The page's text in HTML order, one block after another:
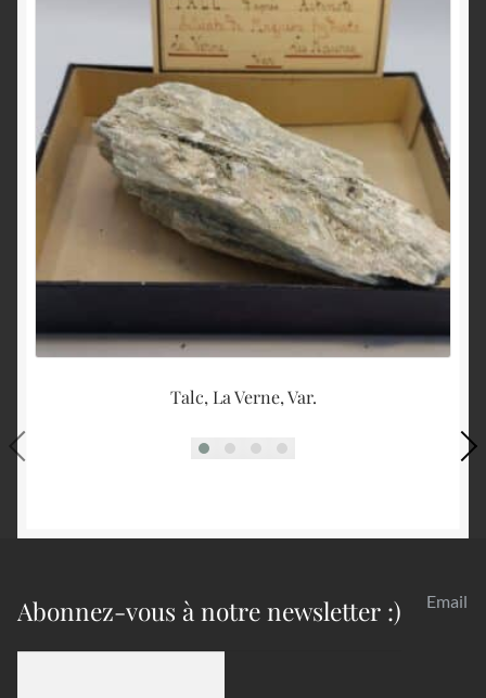
Talc, La Verne, Var.
Abonnez-vous à notre newsletter :) Email